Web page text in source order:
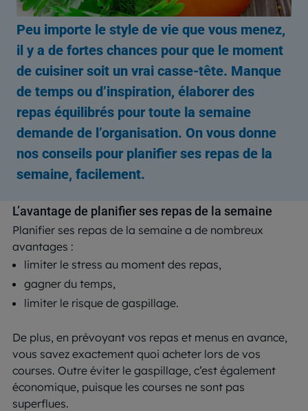
Peu importe le style de vie que vous menez,
il y a de fortes chances pour que le moment
de cuisiner soit un vrai casse-tête. Manque
de temps ou d’inspiration, élaborer des
repas équilibrés pour toute la semaine
demande de l’organisation. On vous donne
nos conseils pour planifier ses repas de la
semaine, facilement.
L’avantage de planifier ses repas de la semaine
Planifier ses repas de la semaine a de nombreux
avantages :
limiter le stress au moment des repas,
gagner du temps,
limiter le risque de gaspillage.
De plus, en prévoyant vos repas et menus en avance,
vous savez exactement quoi acheter lors de vos
courses. Outre éviter le gaspillage, c’est également
économique, puisque les courses ne sont pas
superflues.